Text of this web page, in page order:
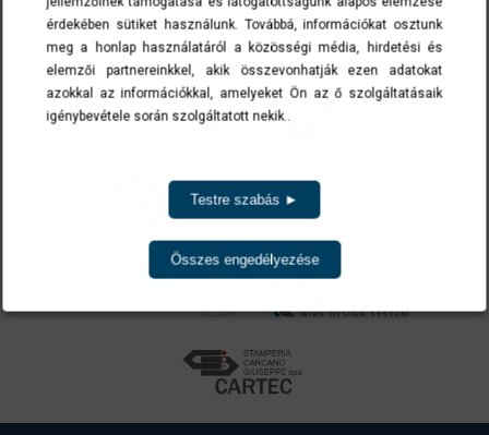
érdekében sütiket használunk. Továbbá, információkat osztunk
meg a honlap használatáról a közösségi média, hirdetési és
elemzői partnereinkkel, akik összevonhatják ezen adatokat
azokkal az információkkal, amelyeket Ön az ő szolgáltatásaik
igénybevétele során szolgáltatott nekik..
Testre szabás ►
Összes engedélyezése